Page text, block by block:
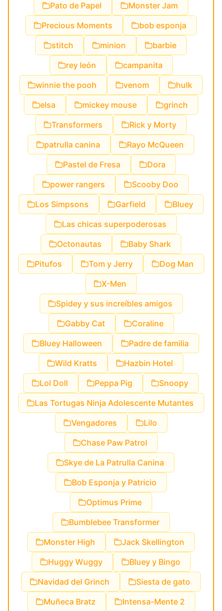
Pato de Papel
Monster Jam
Precious Moments
bob esponja
stitch
minion
barbie
rey león
campanita
winnie the pooh
venom
hulk
elsa
mickey mouse
grinch
Transformers
Rick y Morty
patrulla canina
Rayo McQueen
Pastel de Fresa
Dora
power rangers
Scooby Doo
Los Simpsons
Garfield
Bluey
Las chicas superpoderosas
Octonautas
Baby Shark
Pitufos
Tom y Jerry
Dog Man
X-Men
Spidey y sus increíbles amigos
Gabby Cat
Coraline
Bluey Halloween
Padre de familia
Wild Kratts
Hazbin Hotel
Lol Doll
Peppa Pig
Snoopy
Las Tortugas Ninja Adolescente Mutantes
Vengadores
Lilo
Chase Paw Patrol
Skye de La Patrulla Canina
Bob Esponja y Patricio
Optimus Prime
Bumblebee Transformer
Monster High
Jack Skellington
Huggy Wuggy
Bluey y Bingo
Navidad del Grinch
Siesta de gato
Muñeca Bratz
Intensa-Mente 2